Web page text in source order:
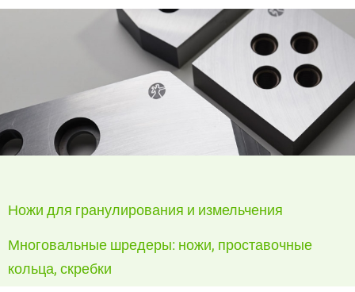
Ножи для гранулирования и измельчения
Многовальные шредеры: ножи, проставочные
кольца, скребки